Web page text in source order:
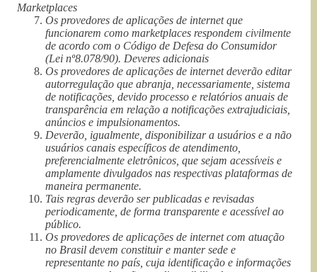
Marketplaces
Os provedores de aplicações de internet que
funcionarem como marketplaces respondem civilmente
de acordo com o Código de Defesa do Consumidor
(Lei nº8.078/90). Deveres adicionais
Os provedores de aplicações de internet deverão editar
autorregulação que abranja, necessariamente, sistema
de notificações, devido processo e relatórios anuais de
transparência em relação a notificações extrajudiciais,
anúncios e impulsionamentos.
Deverão, igualmente, disponibilizar a usuários e a não
usuários canais específicos de atendimento,
preferencialmente eletrônicos, que sejam acessíveis e
amplamente divulgados nas respectivas plataformas de
maneira permanente.
Tais regras deverão ser publicadas e revisadas
periodicamente, de forma transparente e acessível ao
público.
Os provedores de aplicações de internet com atuação
no Brasil devem constituir e manter sede e
representante no país, cuja identificação e informações